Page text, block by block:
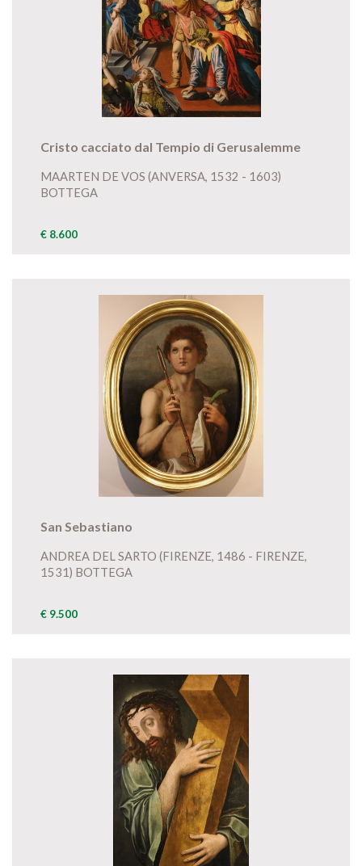
Cristo cacciato dal Tempio di Gerusalemme
MAARTEN DE VOS (ANVERSA, 1532 - 1603)
BOTTEGA
€ 8.600
San Sebastiano
ANDREA DEL SARTO (FIRENZE, 1486 - FIRENZE,
1531) BOTTEGA
€ 9.500